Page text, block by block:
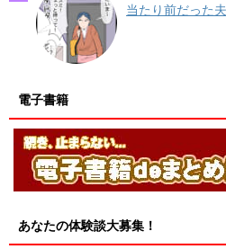
当たり前だった
電子書籍
あなたの体験談大募集！